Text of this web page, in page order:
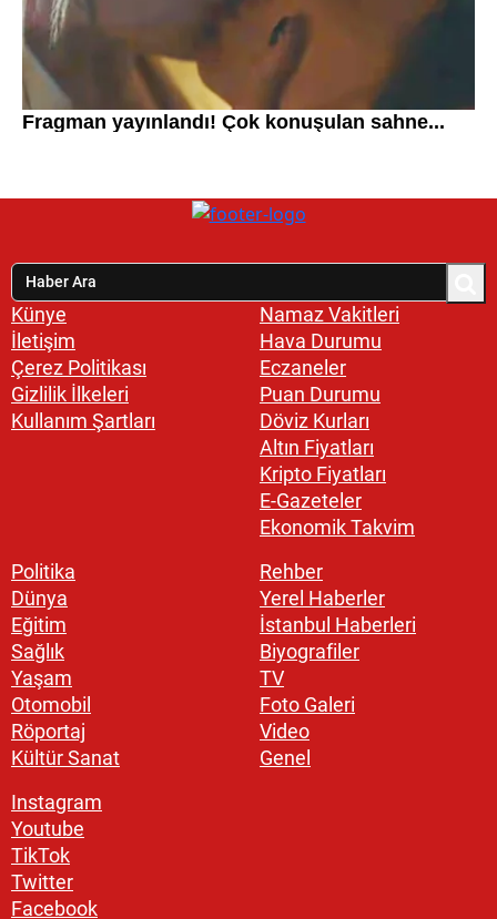
Künye
İletişim
Çerez Politikası
Gizlilik İlkeleri
Kullanım Şartları
Namaz Vakitleri
Hava Durumu
Eczaneler
Puan Durumu
Döviz Kurları
Altın Fiyatları
Kripto Fiyatları
E-Gazeteler
Ekonomik Takvim
Politika
Dünya
Eğitim
Sağlık
Yaşam
Otomobil
Röportaj
Kültür Sanat
Rehber
Yerel Haberler
İstanbul Haberleri
Biyografiler
TV
Foto Galeri
Video
Genel
Instagram
Youtube
TikTok
Twitter
Facebook